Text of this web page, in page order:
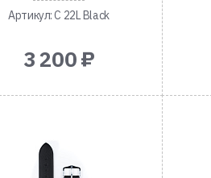
Артикул: C 22L Black
3 200 ₽